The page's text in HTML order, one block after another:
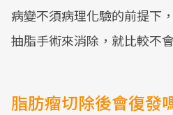
病變不須病理化驗的前提下
抽脂手術來消除，就比較不
脂肪瘤切除後會復發